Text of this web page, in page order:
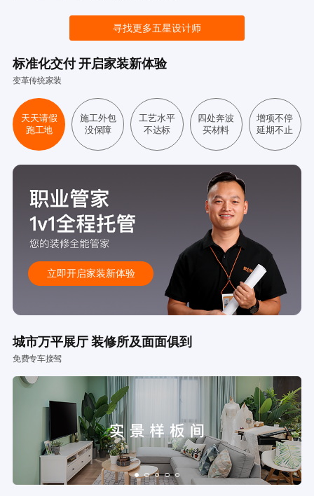
寻找更多五星设计师
标准化交付 开启家装新体验
变革传统家装
天天请假
跑工地
施工外包
没保障
工艺水平
不达标
四处奔波
买材料
增项不停
延期不止
立即开启家装新体验
城市万平展厅 装修所及面面俱到
免费专车接驾